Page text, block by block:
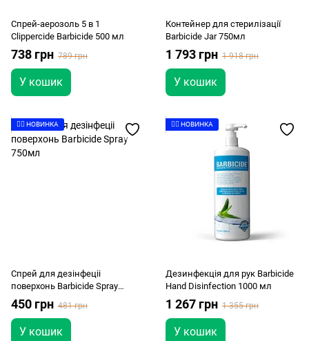
Спрей-аерозоль 5 в 1
Clippercide Barbicide 500 мл
738 грн 789 грн
У кошик
Контейнер для стерилізації
Barbicide Jar 750мл
1 793 грн 1 918 грн
У кошик
👉🏻 НОВИНКА
Спрей для дезінфеціі
поверхонь Barbicide Spray
750мл
450 грн 481 грн
У кошик
👉🏻 НОВИНКА
Дезинфекція для рук Barbicide
Hand Disinfection 1000 мл
1 267 грн 1 355 грн
У кошик